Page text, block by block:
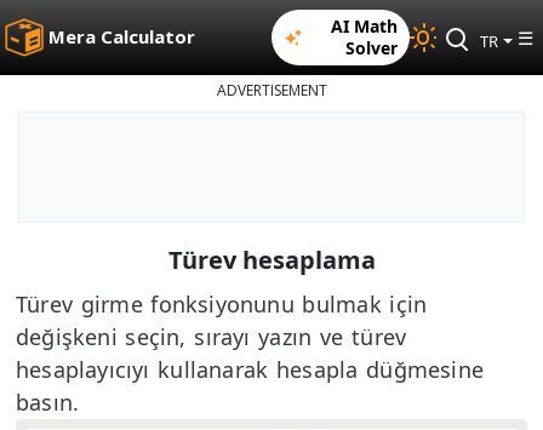
Mera Calculator
AI Math
Solver
TR ☰
ADVERTISEMENT
Türev hesaplama
Türev girme fonksiyonunu bulmak için
değişkeni seçin, sırayı yazın ve türev
hesaplayıcıyı kullanarak hesapla düğmesine
basın.